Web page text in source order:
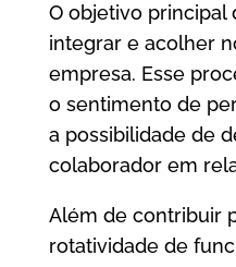
O objetivo principal
integrar e acolher
empresa. Esse
o sentimento de
a possibilidade de
colaborador em
Além de contribuir
rotatividade de